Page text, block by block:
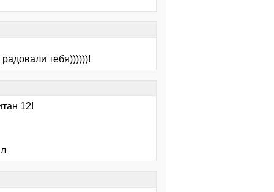
тебя))))))!
12!